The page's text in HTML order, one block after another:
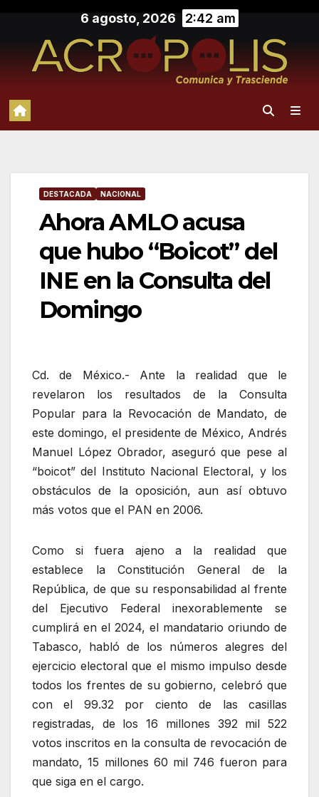
contenido
6 agosto, 2026 2:42 am
DESTACADA NACIONAL
Ahora AMLO acusa
que hubo “Boicot” del
INE en la Consulta del
Domingo
Cd. de México.- Ante la realidad que le
revelaron los resultados de la Consulta
Popular para la Revocación de Mandato, de
este domingo, el presidente de México, Andrés
Manuel López Obrador, aseguró que pese al
“boicot” del Instituto Nacional Electoral, y los
obstáculos de la oposición, aun así obtuvo
más votos que el PAN en 2006.
Como si fuera ajeno a la realidad que
establece la Constitución General de la
República, de que su responsabilidad al frente
del Ejecutivo Federal inexorablemente se
cumplirá en el 2024, el mandatario oriundo de
Tabasco, habló de los números alegres del
ejercicio electoral que el mismo impulso desde
todos los frentes de su gobierno, celebró que
con el 99.32 por ciento de las casillas
registradas, de los 16 millones 392 mil 522
votos inscritos en la consulta de revocación de
mandato, 15 millones 60 mil 746 fueron para
que siga en el cargo.